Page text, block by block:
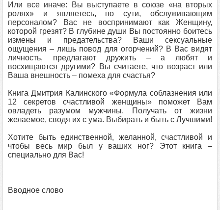
Или все иначе: Вы выступаете в союзе «на вторых
ролях» и являетесь, по сути, обслуживающим
персоналом? Вас не воспринимают как Женщину,
которой грезят? В глубине души Вы постоянно боитесь
измены и предательства? Ваши сексуальные
ощущения – лишь повод для огорчений? В Вас видят
личность, предлагают дружить – а любят и
восхищаются другими? Вы считаете, что возраст или
Ваша внешность – помеха для счастья?
Книга Дмитрия Калинского «Формула соблазнения или
12 секретов счастливой женщины» поможет Вам
овладеть разумом мужчины. Получать от жизни
желаемое, сводя их с ума. Выбирать и быть с Лучшими!
Хотите быть единственной, желанной, счастливой и
чтобы весь мир был у ваших ног? Этот книга –
специально для Вас!
Вводное слово